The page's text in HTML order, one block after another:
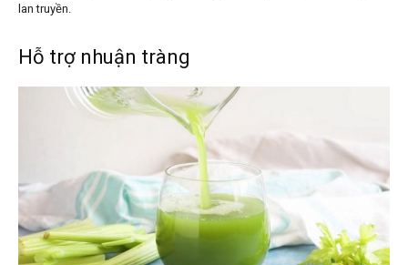
lan truyền.
Hỗ trợ nhuận tràng